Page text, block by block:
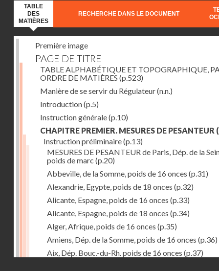
TABLE
DES
MATIÈRES
RECHERCHE DANS LE DOCUMENT
Première image
PAGE DE TITRE
TABLE ALPHABÉTIQUE ET TOPOGRAPHIQUE,
ORDRE DE MATIÈRES (p.523)
Manière de se servir du Régulateur(n.n.)
Introduction(p.5)
Instruction générale(p.10)
CHAPITRE PREMIER. MESURES DE PESANTEUR
Instruction préliminaire(p.13)
MESURES DE PESANTEUR de Paris, Dép. de la
poids de marc (p.20)
Abbeville, de la Somme, poids de 16 onces (p.31)
Alexandrie, Egypte, poids de 18 onces (p.32)
Alicante, Espagne, poids de 16 onces (p.33)
Alicante, Espagne, poids de 18 onces (p.34)
Alger, Afrique, poids de 16 onces (p.35)
Amiens, Dép. de la Somme, poids de 16 onces (p.36)
Aix, Dép. Bouc.-du-Rh. poids de 16 onces (p.37)